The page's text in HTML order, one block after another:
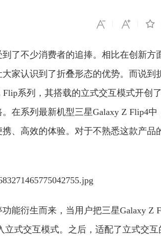
了不少消费者的追捧。相比在创新方
家认识到了折叠形态的优势。而说到
系列，其搭载的立式交互模式开创
在系列最新机型三星Galaxy Z Flip4
、高效的体验。对于不熟悉这款产品
能衍生而来，当用户把三星Galaxy Z
立式交互模式。之后，适配了立式交互